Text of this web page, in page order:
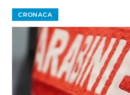
CRONACA